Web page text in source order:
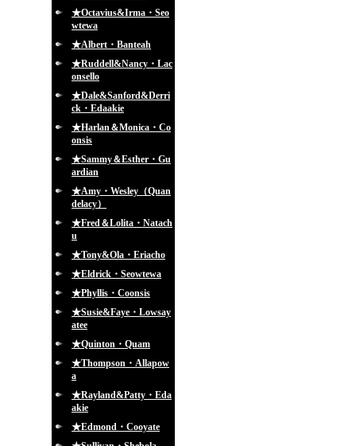
★Octavius&Irma・Seo
wtewa
★Albert・Banteah
★Ruddell&Nancy・Lac
onsello
★Dale&Sanford&Derri
ck・Edaakie
★Harlan＆Monica・Co
onsis
★Sammy＆Esther・Gu
ardian
★Amy・Wesley（Quan
delacy）
★Fred＆Lolita・Natach
u
★Tony&Ola・Eriacho
★Eldrick・Seowtewa
★Phyllis・Coonsis
★Susie&Faye・Lowsay
atee
★Quinton・Quam
★Thompson・Allapow
a
★Rayland&Patty・Eda
akie
★Edmond・Cooyate